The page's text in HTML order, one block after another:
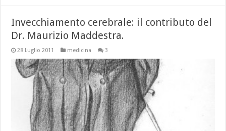
Invecchiamento cerebrale: il contributo del
Dr. Maurizio Maddestra.
28 Luglio 2011 medicina 3